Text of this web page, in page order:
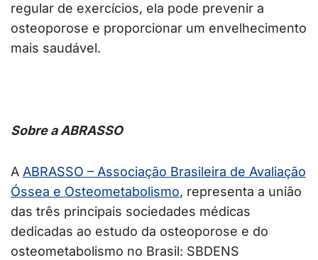
regular de exercícios, ela pode prevenir a
osteoporose e proporcionar um envelhecimento
mais saudável.
Sobre a ABRASSO
A ABRASSO – Associação Brasileira de Avaliação
Óssea e Osteometabolismo, representa a união
das três principais sociedades médicas
dedicadas ao estudo da osteoporose e do
osteometabolismo no Brasil: SBDENS